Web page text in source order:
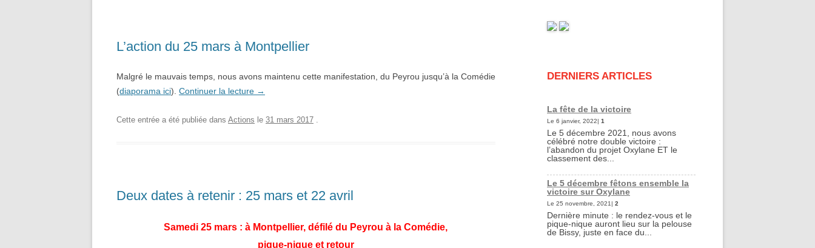
L’action du 25 mars à Montpellier
Malgré le mauvais temps, nous avons maintenu cette manifestation, du Peyrou jusqu’à la Comédie
(diaporama ici). Continuer la lecture →
Cette entrée a été publiée dans Actions le 31 mars 2017 .
Deux dates à retenir : 25 mars et 22 avril
Samedi 25 mars : à Montpellier, défilé du Peyrou à la Comédie,
pique-nique et retour
DERNIERS ARTICLES
La fête de la victoire
Le 6 janvier, 2022| 1
Le 5 décembre 2021, nous avons
célébré notre double victoire :
l’abandon du projet Oxylane ET le
classement des...
Le 5 décembre fêtons ensemble la
victoire sur Oxylane
Le 25 novembre, 2021| 2
Dernière minute : le rendez-vous et le
pique-nique auront lieu sur la pelouse
de Bissy, juste en face du...